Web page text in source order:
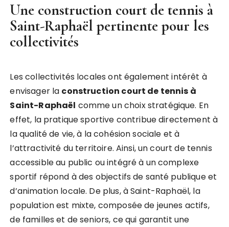
Une construction court de tennis à
Saint-Raphaël pertinente pour les
collectivités
Les collectivités locales ont également intérêt à
envisager la construction court de tennis à
Saint-Raphaël comme un choix stratégique. En
effet, la pratique sportive contribue directement à
la qualité de vie, à la cohésion sociale et à
l’attractivité du territoire. Ainsi, un court de tennis
accessible au public ou intégré à un complexe
sportif répond à des objectifs de santé publique et
d’animation locale. De plus, à Saint-Raphaël, la
population est mixte, composée de jeunes actifs,
de familles et de seniors, ce qui garantit une